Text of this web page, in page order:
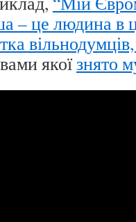
– це людина в
якоїзнято